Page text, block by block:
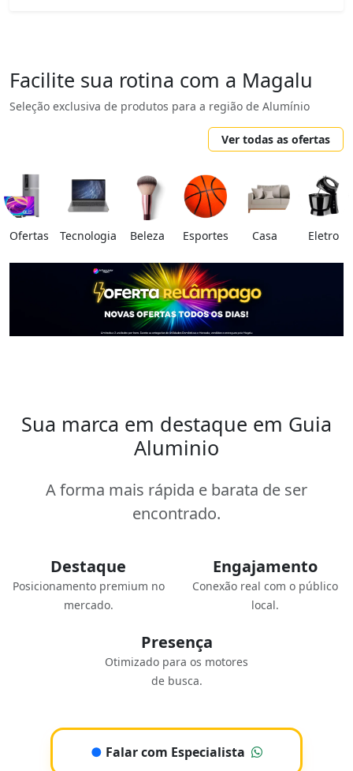
Facilite sua rotina com a Magalu
Seleção exclusiva de produtos para a região de Alumínio
Ver todas as ofertas
Ofertas Tecnologia Beleza Esportes Casa Eletro
Sua marca em destaque em Guia
Aluminio
A forma mais rápida e barata de ser
encontrado.
Destaque
Posicionamento premium no
mercado.
Engajamento
Conexão real com o público
local.
Presença
Otimizado para os motores
de busca.
● Falar com Especialista